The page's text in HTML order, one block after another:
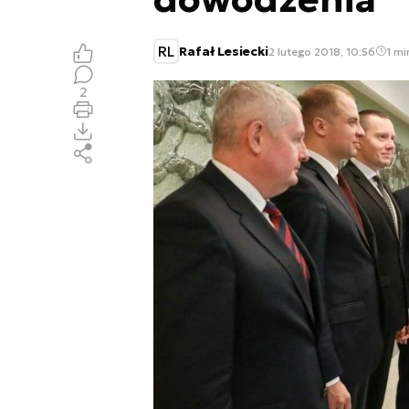
RL Rafał Lesiecki2 lutego 2018, 10:56 1
2